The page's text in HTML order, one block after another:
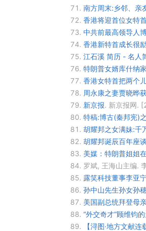
71. 南方周末:乡邻、亲
72. 香港将迎首位女特
73. 中共前最高领导人
74. 香港新特首成长很
75. 江石溪 简历 - 名人
76. 特朗普女婿库什纳
77. 香港女特首把两个
78. 周永康之妻贾晓晔
79. 新京报. 新京报网.
80. 特稿:博古(秦邦宪)
81. 胡耀邦之女满妹:千
82. 胡耀邦诞辰百年座
83. 美媒：特朗普姐姐
84. 罗斌, 王海山主编.
85. 露笑科技董事李亚
86. 孙中山先生孙女孙
87. 美国副总统拜登母
88. “外交奇才”顾维钧
89.
【浔图·地方文献